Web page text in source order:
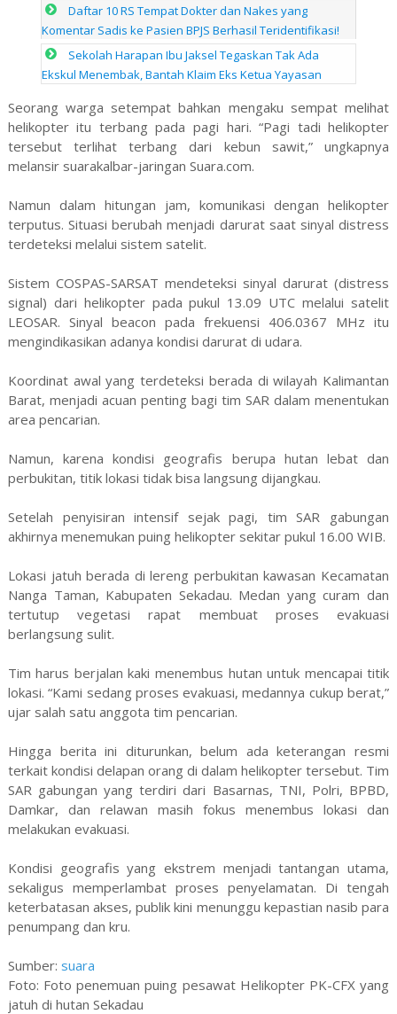
Daftar 10 RS Tempat Dokter dan Nakes yang
Komentar Sadis ke Pasien BPJS Berhasil Teridentifikasi!
Sekolah Harapan Ibu Jaksel Tegaskan Tak Ada
Ekskul Menembak, Bantah Klaim Eks Ketua Yayasan
Seorang warga setempat bahkan mengaku sempat melihat
helikopter itu terbang pada pagi hari. “Pagi tadi helikopter
tersebut terlihat terbang dari kebun sawit,” ungkapnya
melansir suarakalbar-jaringan Suara.com.
Namun dalam hitungan jam, komunikasi dengan helikopter
terputus. Situasi berubah menjadi darurat saat sinyal distress
terdeteksi melalui sistem satelit.
Sistem COSPAS-SARSAT mendeteksi sinyal darurat (distress
signal) dari helikopter pada pukul 13.09 UTC melalui satelit
LEOSAR. Sinyal beacon pada frekuensi 406.0367 MHz itu
mengindikasikan adanya kondisi darurat di udara.
Koordinat awal yang terdeteksi berada di wilayah Kalimantan
Barat, menjadi acuan penting bagi tim SAR dalam menentukan
area pencarian.
Namun, karena kondisi geografis berupa hutan lebat dan
perbukitan, titik lokasi tidak bisa langsung dijangkau.
Setelah penyisiran intensif sejak pagi, tim SAR gabungan
akhirnya menemukan puing helikopter sekitar pukul 16.00 WIB.
Lokasi jatuh berada di lereng perbukitan kawasan Kecamatan
Nanga Taman, Kabupaten Sekadau. Medan yang curam dan
tertutup vegetasi rapat membuat proses evakuasi
berlangsung sulit.
Tim harus berjalan kaki menembus hutan untuk mencapai titik
lokasi. “Kami sedang proses evakuasi, medannya cukup berat,”
ujar salah satu anggota tim pencarian.
Hingga berita ini diturunkan, belum ada keterangan resmi
terkait kondisi delapan orang di dalam helikopter tersebut. Tim
SAR gabungan yang terdiri dari Basarnas, TNI, Polri, BPBD,
Damkar, dan relawan masih fokus menembus lokasi dan
melakukan evakuasi.
Kondisi geografis yang ekstrem menjadi tantangan utama,
sekaligus memperlambat proses penyelamatan. Di tengah
keterbatasan akses, publik kini menunggu kepastian nasib para
penumpang dan kru.
Sumber: suara
Foto: Foto penemuan puing pesawat Helikopter PK-CFX yang
jatuh di hutan Sekadau